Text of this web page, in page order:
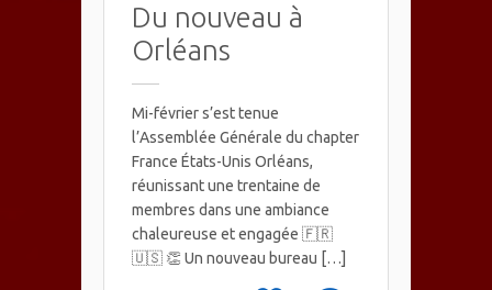
Du nouveau à
Orléans
Mi-février s’est tenue
l’Assemblée Générale du chapter
France États-Unis Orléans,
réunissant une trentaine de
membres dans une ambiance
chaleureuse et engagée 🇫🇷
🇺🇸 👏 Un nouveau bureau […]